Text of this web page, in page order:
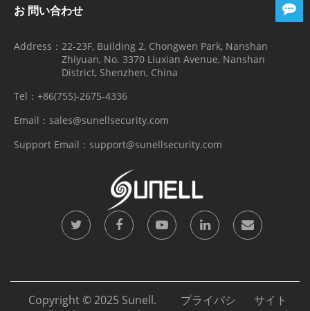
お 問い合わせ
Address： 22-23F, Building 2, Chongwen Park, Nanshan
Zhiyuan, No. 3370 Liuxian Avenue, Nanshan
District, Shenzhen, China
Tel： +86(755)-2675-4336
Email： sales@sunellsecurity.com
Support Email： support@sunellsecurity.com
Copyright © 2025 Sunell.
プライバシ
サイト